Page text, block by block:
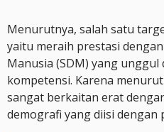
Menurutnya, salah satu
yaitu meraih prestasi
Manusia (SDM) yang unggul
kompetensi. Karena
sangat berkaitan erat
demografi yang diisi dengan